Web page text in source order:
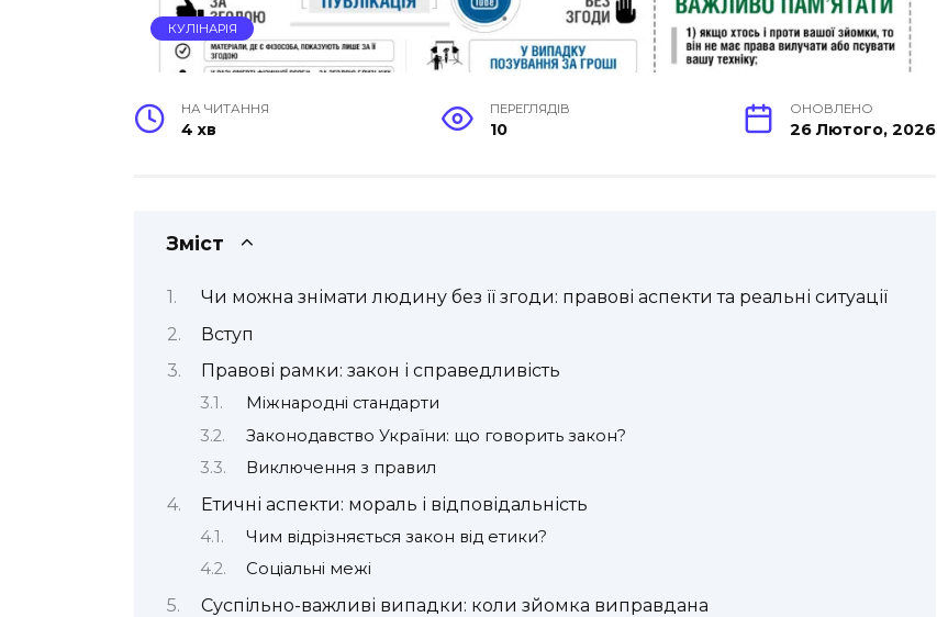
КУЛІНАРІЯ
НА ЧИТАННЯ
4 хв
ПЕРЕГЛЯДІВ
10
ОНОВЛЕНО
26 Лютого, 2026
Зміст
Чи можна знімати людину без її згоди: правові аспекти та реальні ситуації
Вступ
Правові рамки: закон і справедливість
Міжнародні стандарти
Законодавство України: що говорить закон?
Виключення з правил
Етичні аспекти: мораль і відповідальність
Чим відрізняється закон від етики?
Соціальні межі
Суспільно-важливі випадки: коли зйомка виправдана